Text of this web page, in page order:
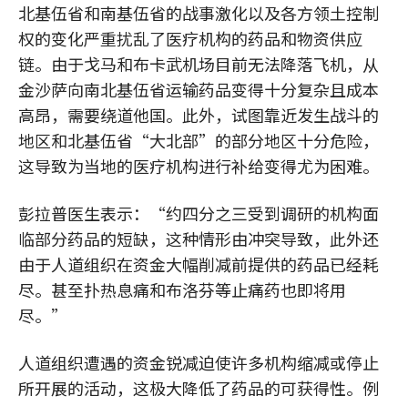
北基伍省和南基伍省的战事激化以及各方领土控制
权的变化严重扰乱了医疗机构的药品和物资供应
链。由于戈马和布卡武机场目前无法降落飞机，从
金沙萨向南北基伍省运输药品变得十分复杂且成本
高昂，需要绕道他国。此外，试图靠近发生战斗的
地区和北基伍省“大北部”的部分地区十分危险，
这导致为当地的医疗机构进行补给变得尤为困难。
彭拉普医生表示：“约四分之三受到调研的机构面
临部分药品的短缺，这种情形由冲突导致，此外还
由于人道组织在资金大幅削减前提供的药品已经耗
尽。甚至扑热息痛和布洛芬等止痛药也即将用
尽。”
人道组织遭遇的资金锐减迫使许多机构缩减或停止
所开展的活动，这极大降低了药品的可获得性。例